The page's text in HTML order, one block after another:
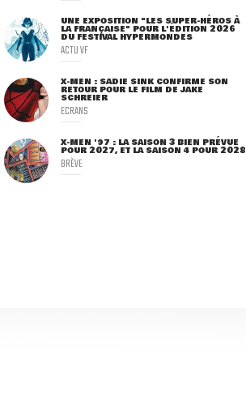
UNE EXPOSITION "LES SUPER-HÉROS À
LA FRANÇAISE" POUR L'ÉDITION 2026
DU FESTIVAL HYPERMONDES
ACTU VF
X-MEN : SADIE SINK CONFIRME SON
RETOUR POUR LE FILM DE JAKE
SCHREIER
ECRANS
X-MEN '97 : LA SAISON 3 BIEN PRÉVUE
POUR 2027, ET LA SAISON 4 POUR 2028
BRÈVE